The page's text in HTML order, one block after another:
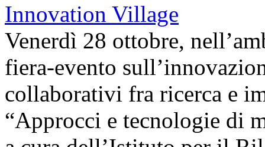
Venerdì 28 ottobre,
fiera-evento
collaborativi fra ricerca e
“Approcci e tecnologie di